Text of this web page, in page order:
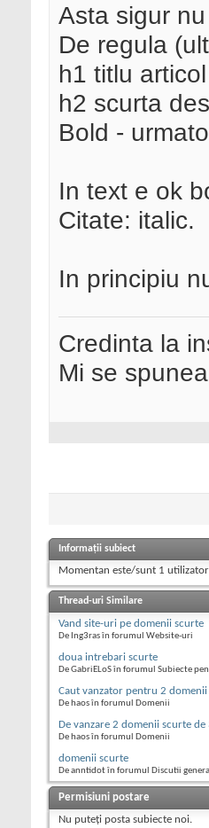
Asta sigur
De regula
h1 titlu articol
h2 scurta
Bold -
In text e ok
Citate: italic.
In principiu
Credinta la
Mi se
Informații subiect
Momentan este/sunt 1
Thread-uri Similare
Vand site-uri pe domenii scurte
De Ing3ras în forumul Website-uri
doua intrebari scurte
De GabriELoS în forumul Subiecte
Caut vanzator pentru 2
De haos în forumul Domenii
De vanzare 2 domenii scurte
De haos în forumul Domenii
domenii scurte
De anntidot în forumul Discutii
Permisiuni postare
Nu puteţi posta subiecte noi.